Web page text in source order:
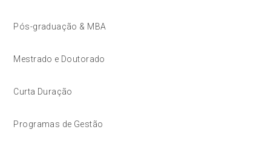
Pós-graduação & MBA
Mestrado e Doutorado
Curta Duração
Programas de Gestão